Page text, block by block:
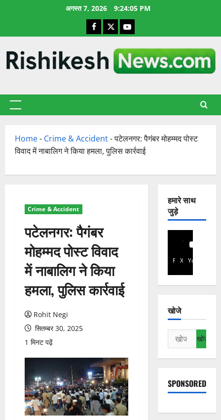
अगस्त 7, 2026 9:24:06 PM
Facebook
X YouTube
प्राथमिक
Home- Crime & Accident-पटेलनगर: पैगंबर मोहम्मद पोस्ट
विवाद में नाबालिग ने किया हमला, पुलिस कार्रवाई
Crime & Accident
पटेलनगर: पैगंबर
मोहम्मद पोस्ट विवाद
में नाबालिग ने किया
हमला, पुलिस कार्रवाई
Rohit Negi
सितम्बर 30, 2025
1 मिनट पढ़ें
हमारे साथ
जुड़े
Facebook
X YouTube
खोजे
निम्न
को
खोजें:
SPONSORED